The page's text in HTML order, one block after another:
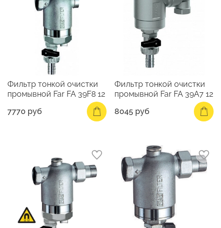
Фильтр тонкой очистки
промывной Far FA 39F8 12
7770 руб
Фильтр тонкой очистки
промывной Far FA 39A7 12
8045 руб